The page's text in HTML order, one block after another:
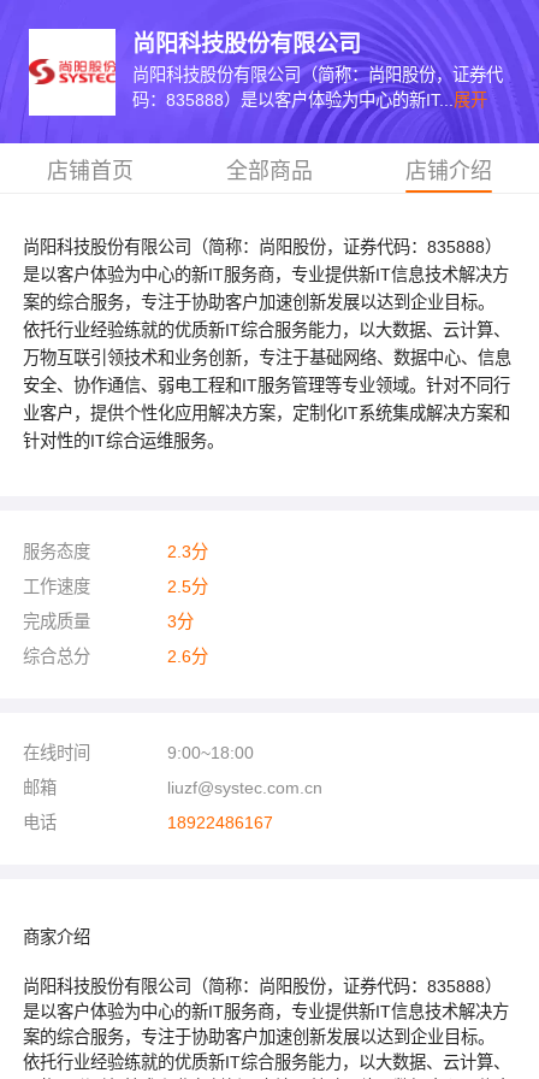
尚阳科技股份有限公司
尚阳科技股份有限公司（简称：尚阳股份，证券代
码：835888）是以客户体验为中心的新IT...展开
店铺首页 全部商品 店铺介绍
尚阳科技股份有限公司（简称：尚阳股份，证券代码：835888）
是以客户体验为中心的新IT服务商，专业提供新IT信息技术解决方
案的综合服务，专注于协助客户加速创新发展以达到企业目标。
依托行业经验练就的优质新IT综合服务能力，以大数据、云计算、
万物互联引领技术和业务创新，专注于基础网络、数据中心、信息
安全、协作通信、弱电工程和IT服务管理等专业领域。针对不同行
业客户，提供个性化应用解决方案，定制化IT系统集成解决方案和
针对性的IT综合运维服务。
服务态度 2.3分
工作速度
2.5分
完成质量
3分
综合总分
2.6分
在线时间
9:00~18:00
邮箱
liuzf@systec.com.cn
电话
18922486167
商家介绍
尚阳科技股份有限公司（简称：尚阳股份，证券代码：835888）
是以客户体验为中心的新IT服务商，专业提供新IT信息技术解决方
案的综合服务，专注于协助客户加速创新发展以达到企业目标。
依托行业经验练就的优质新IT综合服务能力，以大数据、云计算、